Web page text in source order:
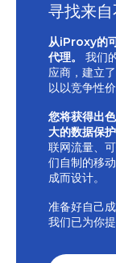
寻找来
从iProxy的
代理。
我们
应商，建立
以以竞争性
您将获得出
大的数据保护
联网流量、
们自制的移
成而设计。
准备好自己
我们已为你